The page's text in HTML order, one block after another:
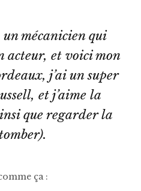
mécanicien qui
acteur, et voici mon
j’ai un super
et j’aime la
que regarder la
ça :